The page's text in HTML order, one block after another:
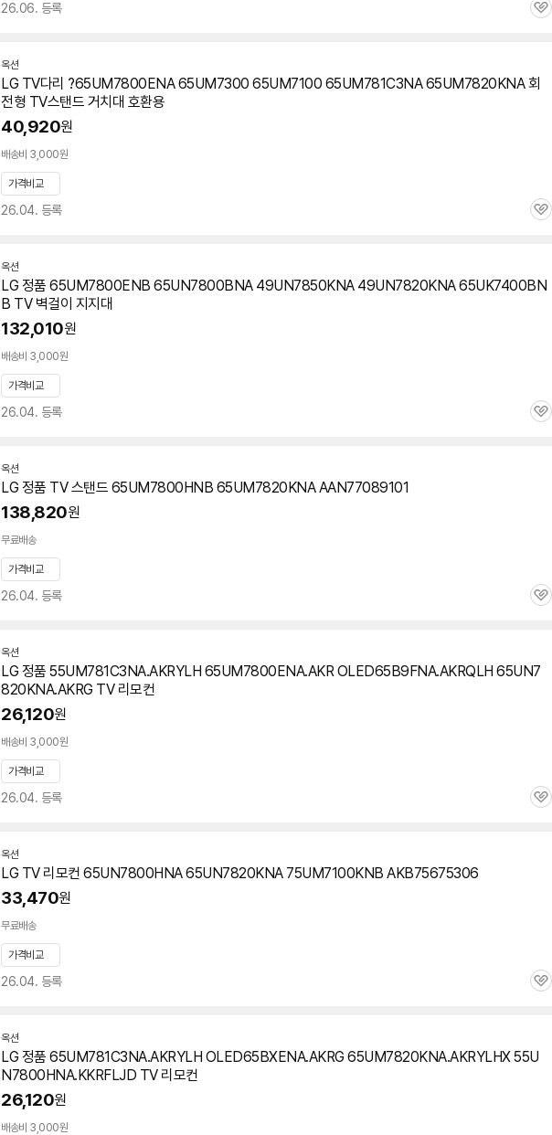
26.06. 등록
관
옥션
LG TV다리 ?65UM7800ENA 65UM7300 65UM7100 65UM781C3NA65UM7820KNA회
전형 TV스탠드 거치대 호환용
40,920원
배송비 3,000원
가격비교
26.04. 등록
관
옥션
LG 정품 65UM7800ENB 65UN7800BNA 49UN7850KNA 49UN7820KNA 65UK7400BN
B TV 벽걸이 지지대
132,010원
배송비 3,000원
가격비교
26.04. 등록
관
옥션
LG 정품 TV 스탠드 65UM7800HNB 65UM7820KNAAAN77089101
138,820원
무료배송
가격비교
26.04. 등록
관
옥션
LG 정품 55UM781C3NA.AKRYLH 65UM7800ENA.AKR OLED65B9FNA.AKRQLH 65UN7
820KNA.AKRG TV 리모컨
26,120원
배송비 3,000원
가격비교
26.04. 등록
관
옥션
LG TV 리모컨 65UN7800HNA 65UN7820KNA 75UM7100KNB AKB75675306
33,470원
무료배송
가격비교
26.04. 등록
관
옥션
LG 정품 65UM781C3NA.AKRYLH OLED65BXENA.AKRG 65UM7820KNA.AKRYLHX 55U
N7800HNA.KKRFLJD TV 리모컨
26,120원
배송비 3,000원